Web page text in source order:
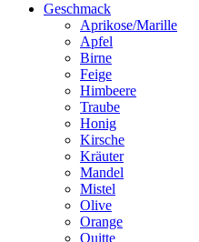
Geschmack
Aprikose/Marille
Apfel
Birne
Feige
Himbeere
Traube
Honig
Kirsche
Kräuter
Mandel
Mistel
Olive
Orange
Quitte